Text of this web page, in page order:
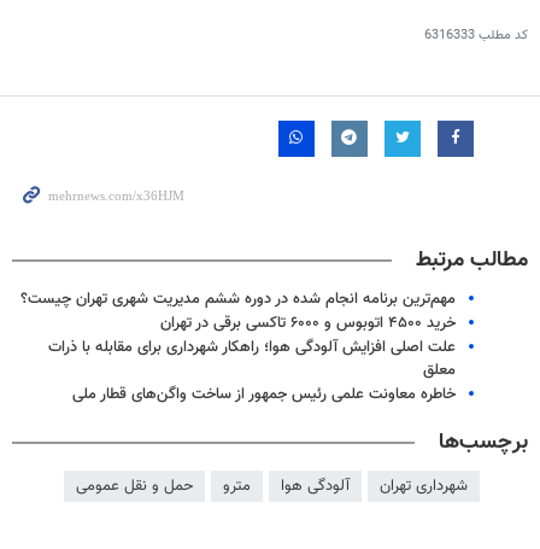
کد مطلب6316333
مطالب مرتبط
مهم‌ترین برنامه انجام شده در دوره ششم مدیریت شهری تهران چیست؟
خرید ۴۵۰۰ اتوبوس و ۶۰۰۰ تاکسی برقی در تهران
علت اصلی افزایش آلودگی هوا؛ راهکار شهرداری برای مقابله با ذرات
معلق
خاطره معاونت علمی رئیس جمهور از ساخت واگن‌های قطار ملی
برچسب‌ها
شهرداری تهران آلودگی هوا مترو حمل و نقل عمومی